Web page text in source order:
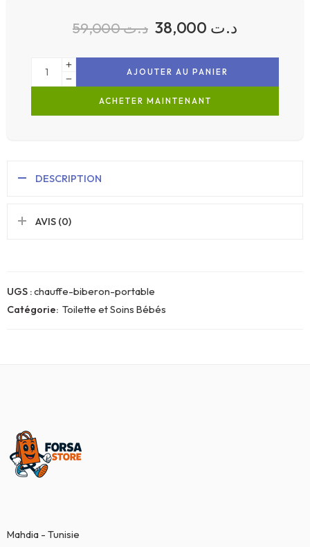
د.ت59,000 د.ت
AJOUTER AU PANIER
ACHETER MAINTENANT
DESCRIPTION
AVIS (0)
UGS :chauffe-biberon-portable
Catégorie: Toilette et Soins Bébés
Mahdia - Tunisie